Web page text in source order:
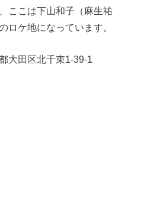
ここは下山和子（麻生祐
ロケ地になっています。
大田区北千束1-39-1